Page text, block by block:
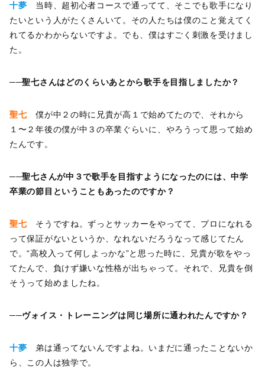
十夢 当時、超初心者コースで通ってて、そこでも歌手になり
たいという人がたくさんいて。その人たちは僕のこと覚えてく
れてるかわからないですよ。でも、僕はすごく刺激を受けまし
た。
──聖七さんはどのくらいあとから歌手を目指しましたか？
聖七 僕が中２の時に兄貴が高１で始めてたので、それから
１〜２年後の僕が中３の卒業ぐらいに、やろうって思って始め
たんです。
──聖七さんが中３で歌手を目指すようになったのには、中学
卒業の節目ということもあったのですか？
聖七 そうですね。ずっとサッカーをやってて、プロになれる
って保証がないというか、なれないだろうなって感じてたん
で。“高校入って何しよっかな”と思った時に、兄貴が歌をやっ
てたんで、負けず嫌いな性格が出ちゃって。それで、兄貴を倒
そうって始めましたね。
──ヴォイス・トレーニングは同じ場所に通われたんですか？
十夢 弟は通ってないんですよね。いまだに通ったことないか
ら、この人は独学で。